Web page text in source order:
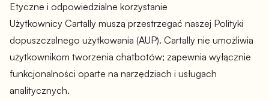
Etyczne i odpowiedzialne korzystanie
Użytkownicy Cartally muszą przestrzegać naszej Polityki
dopuszczalnego użytkowania (AUP). Cartally nie umożliwia
użytkownikom tworzenia chatbotów; zapewnia wyłącznie
funkcjonalności oparte na narzędziach i usługach
analitycznych.